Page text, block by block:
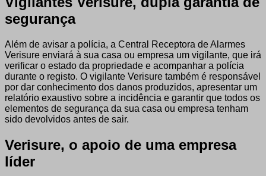
segurança
Além de avisar a polícia, a Central Receptora de Alarmes
Verisure enviará à sua casa ou empresa um vigilante, que irá
verificar o estado da propriedade e acompanhar a polícia
durante o registo. O vigilante Verisure também é responsável
por dar conhecimento dos danos produzidos, apresentar um
relatório exaustivo sobre a incidência e garantir que todos os
elementos de segurança da sua casa ou empresa tenham
sido devolvidos antes de sair.
Verisure, o apoio de uma empresa
líder